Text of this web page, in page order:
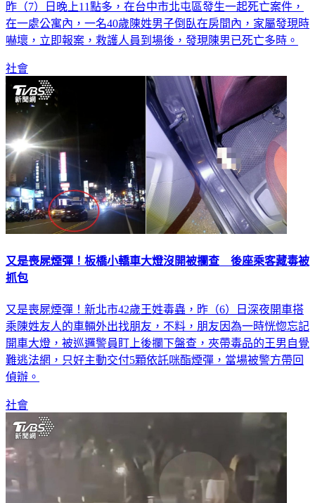
昨（7）日晚上11點多，在台中市北屯區發生一起死亡案件，
在一處公寓內，一名40歲陳姓男子倒臥在房間內，家屬發現時
嚇壞，立即報案，救護人員到場後，發現陳男已死亡多時。
社會
又是喪屍煙彈！板橋小轎車大燈沒開被攔查 後座乘客藏毒被
抓包
又是喪屍煙彈！新北市42歲王姓毒蟲，昨（6）日深夜開車搭
乘陳姓友人的車輛外出找朋友，不料，朋友因為一時恍惚忘記
開車大燈，被巡邏警員盯上後攔下盤查，夾帶毒品的王男自覺
難逃法網，只好主動交付5顆依託咪酯煙彈，當場被警方帶回
偵辦。
社會